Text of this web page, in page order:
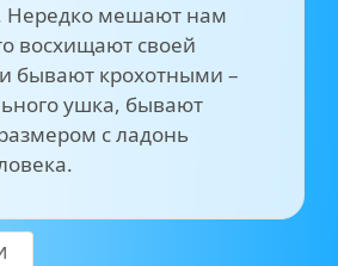
Нередко мешают нам
восхищают своей
бывают крохотными –
ушка, бывают
с ладонь